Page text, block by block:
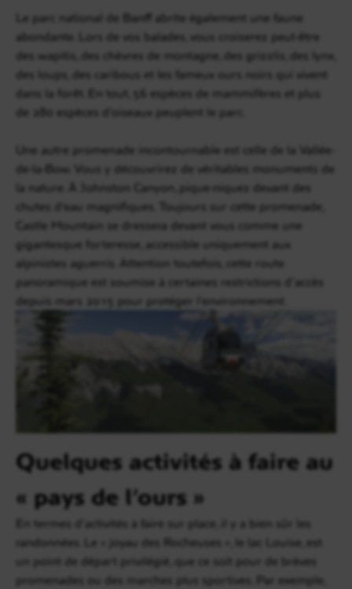
Le parc national de Banff abrite également une faune
abondante. Lors de vos balades, vous croiserez peut-être
des wapitis, des chèvres de montagne, des grizzlis, des lynx,
des loups, des caribous et les fameux ours noirs qui vivent
dans la forêt. En tout, 56 espèces de mammifères et plus
de 280 espèces d’oiseaux peuplent le parc.
Une autre promenade incontournable est celle de la Vallée-
de-la-Bow. Vous y découvrirez de véritables monuments de
la nature. À Johnston Canyon, pique-niquez devant des
chutes d’eau magnifiques. Toujours sur cette promenade,
Castle Mountain se dressera devant vous comme une
gigantesque forteresse, accessible uniquement aux
alpinistes aguerris. Attention toutefois, cette route
panoramique est soumise à certaines restrictions d’accès
depuis mars 2015 pour protéger l’environnement.
Quelques activités à faire au
« pays de l’ours »
En termes d’activités à faire sur place, il y a bien sûr les
randonnées. Le « joyau des Rocheuses », le lac Louise, est
un point de départ privilégié, que ce soit pour de brèves
promenades ou des marches plus sportives. Par exemple,